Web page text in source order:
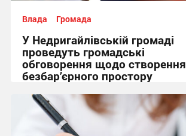
Влада Громада
У Недригайлівській громаді
проведуть громадські
обговорення щодо створення
безбар’єрного простору
08:05, 8.08.2026